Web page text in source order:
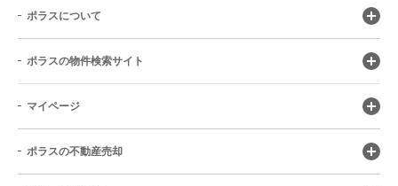
ポラスについて
ポラスの物件検索サイト
マイページ
ポラスの不動産売却